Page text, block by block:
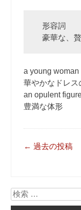
形容詞
豪華な、
a young
華やかなドレス
an opulent
豊満な体形
投
ゲ
ー
← 過去の投稿
検
索